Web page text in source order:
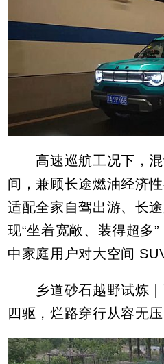
高速巡航工况下，混
间，兼顾长途燃油经济
适配全家自驾出游、长
现“坐着宽敞、装得超多
中家庭用户对大空间
乡道砂石越野试炼｜
四驱，烂路穿行从容无压